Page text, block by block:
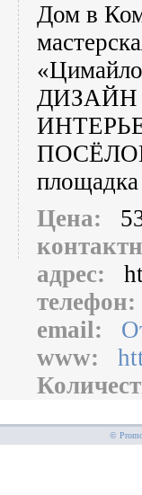
Дом в
ПОСЁЛОК
Цена:
адрес:
email:
www:
©